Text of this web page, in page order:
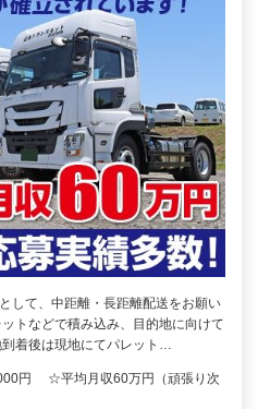
して、中距離・長距離配送をお願い
トなどで積み込み、目的地に向けて
着後は現地にてパレット…
円 ☆平均月収60万円（頑張り次